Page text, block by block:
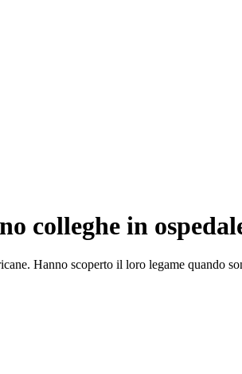
colleghe in
Hanno scoperto il loro legame quando